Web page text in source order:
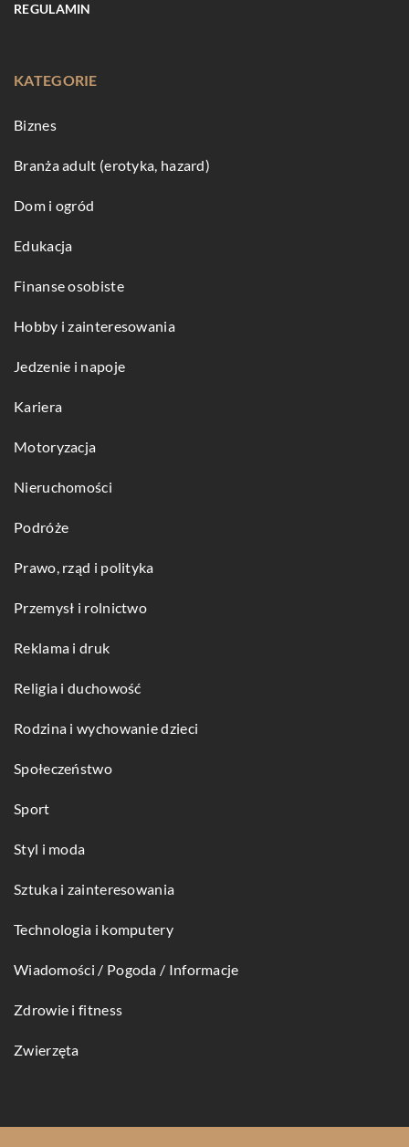
REGULAMIN
KATEGORIE
Biznes
Branża adult (erotyka, hazard)
Dom i ogród
Edukacja
Finanse osobiste
Hobby i zainteresowania
Jedzenie i napoje
Kariera
Motoryzacja
Nieruchomości
Podróże
Prawo, rząd i polityka
Przemysł i rolnictwo
Reklama i druk
Religia i duchowość
Rodzina i wychowanie dzieci
Społeczeństwo
Sport
Styl i moda
Sztuka i zainteresowania
Technologia i komputery
Wiadomości / Pogoda / Informacje
Zdrowie i fitness
Zwierzęta